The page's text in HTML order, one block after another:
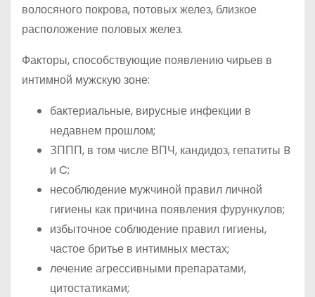
волосяного покрова, потовых желез, близкое
расположение половых желез.
Факторы, способствующие появлению чирьев в
интимной мужскую зоне:
бактериальные, вирусные инфекции в
недавнем прошлом;
ЗППП, в том числе ВПЧ, кандидоз, гепатиты B
и C;
несоблюдение мужчиной правил личной
гигиены как причина появления фурункулов;
избыточное соблюдение правил гигиены,
частое бритье в интимных местах;
лечение агрессивными препаратами,
цитостатиками;